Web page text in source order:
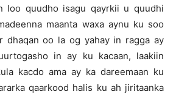
loo quudho isagu qayrkii u quudhi
maanta waxa aynu ku soo
dhaqan oo la og yahay in ragga ay
in ay ku kacaan, laakiin
kacdo ama ay ka dareemaan ku
qaarkood halis ku ah jiritaanka